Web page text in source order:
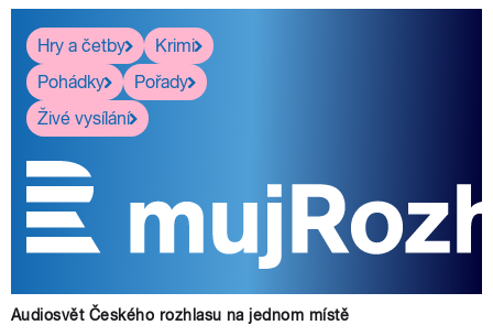
Hry a četby
Krimi
Pohádky
Pořady
Živé vysílání
Audiosvět Českého rozhlasu na jednom místě